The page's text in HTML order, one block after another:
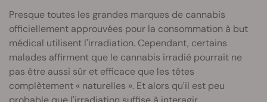
Presque toutes les grandes marques de cannabis
officiellement approuvées pour la consommation à but
médical utilisent l'irradiation. Cependant, certains
malades affirment que le cannabis irradié pourrait ne
pas être aussi sûr et efficace que les têtes
complètement « naturelles ». Et alors qu'il est peu